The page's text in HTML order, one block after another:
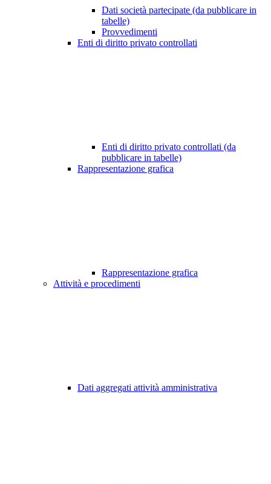
Dati società partecipate (da pubblicare in
tabelle)
Provvedimenti
Enti di diritto privato controllati
Enti di diritto privato controllati (da
pubblicare in tabelle)
Rappresentazione grafica
Rappresentazione grafica
Attività e procedimenti
Dati aggregati attività amministrativa